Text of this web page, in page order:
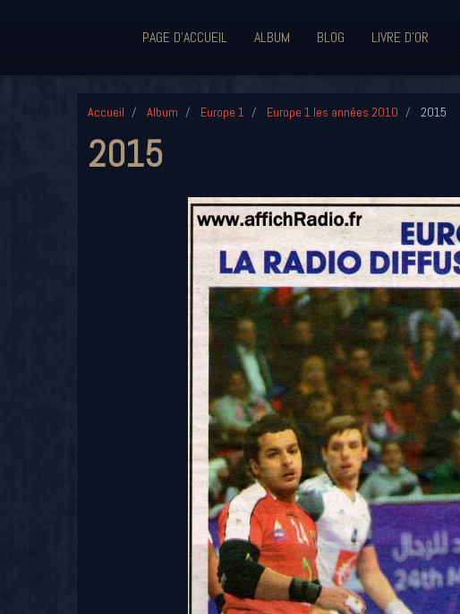
PAGE D'ACCUEIL ALBUM BLOG LIVRE D'OR
Accueil Album Europe 1 Europe 1 les années 2010 2015
2015